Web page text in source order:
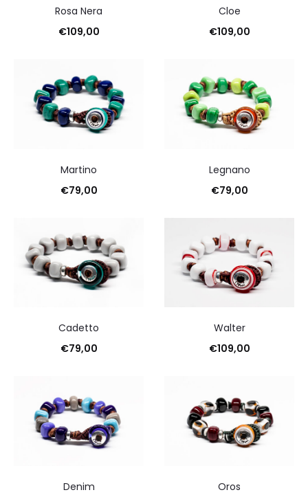
Rosa Nera
€109,00
Cloe
€109,00
Martino
€79,00
Legnano
€79,00
Cadetto
€79,00
Walter
€109,00
Denim
Oros